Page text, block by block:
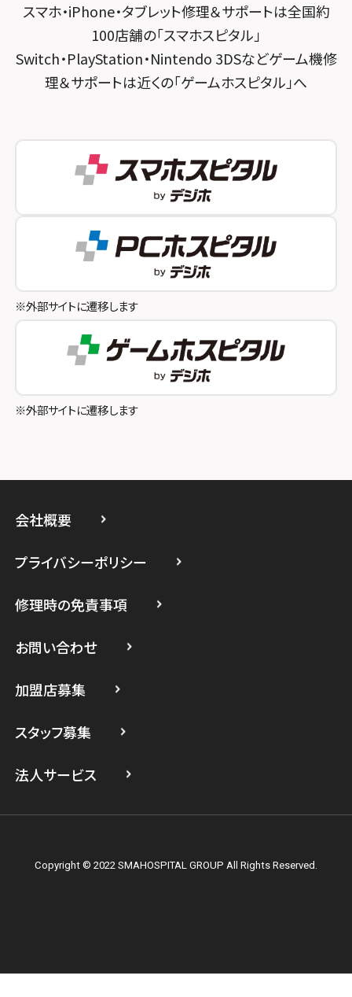
スマホスピタル 神田
スマホスピタル三軒茶屋
スマホスピタル秋葉原
スマホスピタル 自由が丘
スマホスピタルオリナス錦糸町
スマホスピタル テルル成増
スマホスピタル池袋
スマホスピタル八王子
スマホスピタル町田
スマホスピタル吉祥寺
スマホスピタル立川
スマホスピタル たまプラーザ駅前
スマホスピタル 登戸・向ヶ丘遊園
スマホスピタル 武蔵小杉
スマホスピタル テルル上大岡
スマホスピタル 京都宇治
スマホスピタル 福知山
スマホスピタル神戸三宮
スマホスピタル by デジホ 姫路キャスパ
スマホスピタル伊丹
スマホスピタル奈良生駒
スマホスピタル和歌山
スマホ・iPhone・タブレット修理＆サポートは全国約
100店舗の「スマホスピタル」
Switch・PlayStation・Nintendo 3DSなどゲーム機修
理＆サポートは近くの「ゲームホスピタル」へ
※外部サイトに遷移します
※外部サイトに遷移します
会社概要
プライバシーポリシー
修理時の免責事項
お問い合わせ
加盟店募集
スタッフ募集
法人サービス
Copyright © 2022 SMAHOSPITAL GROUP All Rights Reserved.